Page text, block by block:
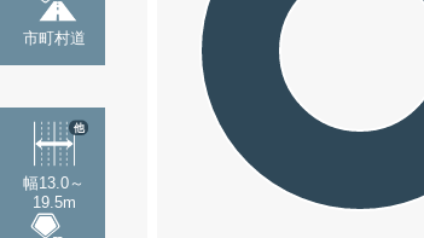
市町村道
幅13.0～
19.5m
他